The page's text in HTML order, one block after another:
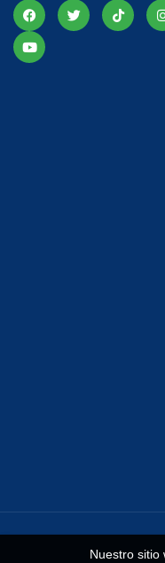
Nuestro sitio